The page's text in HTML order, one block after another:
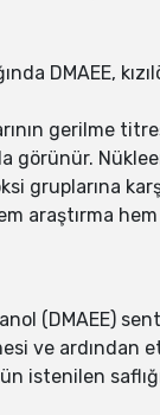
DMAEE,
gerilme
görünür.
gruplarına
araştırma
(DMAEE)
ve ardından
istenilen